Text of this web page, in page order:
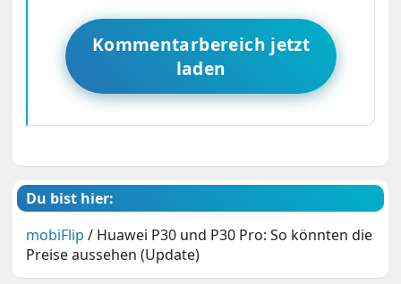
Kommentarbereich jetzt
laden
Du bist hier:
mobiFlip / Huawei P30 und P30 Pro: So könnten die
Preise aussehen (Update)